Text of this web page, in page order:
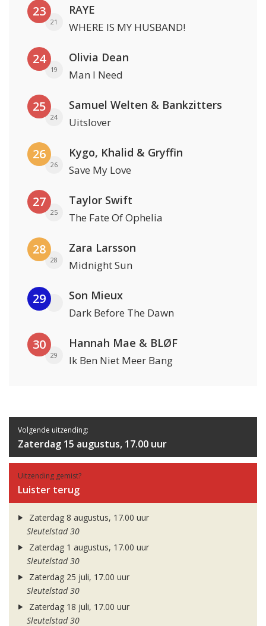
23
21
RAYE
WHERE IS MY HUSBAND!
24
19
Olivia Dean
Man I Need
25
24
Samuel Welten & Bankzitters
Uitslover
26
26
Kygo, Khalid & Gryffin
Save My Love
27
25
Taylor Swift
The Fate Of Ophelia
28
28
Zara Larsson
Midnight Sun
29 Son Mieux
Dark Before The Dawn
30
29
Hannah Mae & BLØF
Ik Ben Niet Meer Bang
Volgende uitzending:
Zaterdag 15 augustus, 17.00 uur
Uitzending gemist?
Luister terug
Zaterdag 8 augustus, 17.00 uur
Sleutelstad 30
Zaterdag 1 augustus, 17.00 uur
Sleutelstad 30
Zaterdag 25 juli, 17.00 uur
Sleutelstad 30
Zaterdag 18 juli, 17.00 uur
Sleutelstad 30